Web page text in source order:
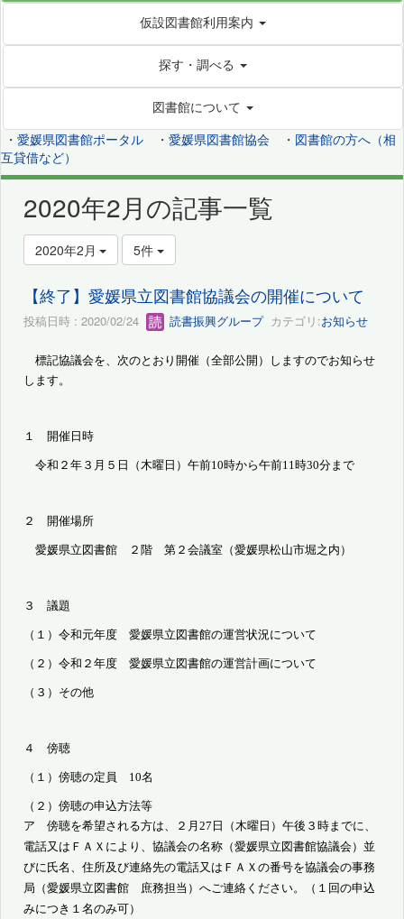
仮設図書館利用案内
探す・調べる
図書館について
・ 愛媛県図書館ポータル ・ 愛媛県図書館協会 ・ 図書館の方へ（相
互貸借など）
2020年2月の記事一覧
2020年2月 5件
【終了】愛媛県立図書館協議会の開催について
投稿日時 : 2020/02/24 読書振興グループカテゴリ:お知らせ
標記協議会を、次のとおり開催（全部公開）しますのでお知らせ
します。
１ 開催日時
令和２年３月５日（木曜日）午前10時から午前11時30分まで
２ 開催場所
愛媛県立図書館 ２階 第２会議室（愛媛県松山市堀之内）
３ 議題
（１）令和元年度 愛媛県立図書館の運営状況について
（２）令和２年度 愛媛県立図書館の運営計画について
（３）その他
４ 傍聴
（１）傍聴の定員 10名
（２）傍聴の申込方法等
ア 傍聴を希望される方は、２月 27 日（木曜日）午後３時までに、
電話又は ＦＡＸにより、協議会の名称（愛媛県立図書館協議会）並
びに氏名、住所及び連絡先の電話又はＦＡＸの番号を協議会の事務
局（愛媛県立図書館 庶務担当）へご連絡ください。（１回の申込
みにつき１名のみ可）